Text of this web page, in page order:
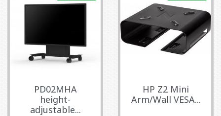
PD02MHA
height-
adjustable...
HP Z2 Mini
Arm/Wall VESA...